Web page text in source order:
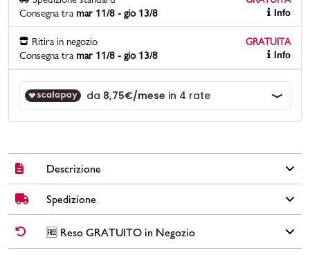
negozi
contatti
pcard
Gift card
Consegna tra mar 11/8 - gio 13/8 Info
Ritira in negozio
GRATUITA
Consegna tra mar 11/8 - gio 13/8 Info
Descrizione
Sandali Fly Flot da donna con zeppa con fasce incrociate in
morbida similpelle che garantiscono una calzata stabile e una
sensazione di leggerezza. Il cinturino elastico posteriore
assicura un fit comodo e adattabile, mentre la soletta imbottita
Spedizione
✅ Spedizione Standard GRATUITA DA € 30➡️ Consegna in
giornilavorativi. Per ordini inferiori a € 30,00 la Spedizione ha un
🆓 Reso GRATUITO in Negozio